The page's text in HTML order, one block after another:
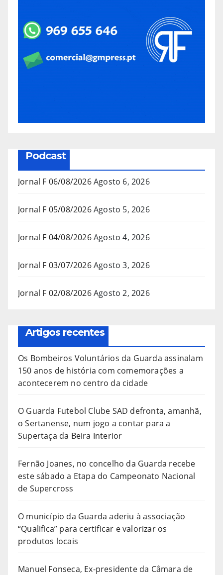
Podcast
Jornal F 06/08/2026Agosto 6, 2026
Jornal F 05/08/2026Agosto 5, 2026
Jornal F 04/08/2026Agosto 4, 2026
Jornal F 03/07/2026Agosto 3, 2026
Jornal F 02/08/2026Agosto 2, 2026
Artigos recentes
Os Bombeiros Voluntários da Guarda assinalam
150 anos de história com comemorações a
acontecerem no centro da cidade
O Guarda Futebol Clube SAD defronta, amanhã,
o Sertanense, num jogo a contar para a
Supertaça da Beira Interior
Fernão Joanes, no concelho da Guarda recebe
este sábado a Etapa do Campeonato Nacional
de Supercross
O município da Guarda aderiu à associação
“Qualifica” para certificar e valorizar os
produtos locais
Manuel Fonseca, Ex-presidente da Câmara de